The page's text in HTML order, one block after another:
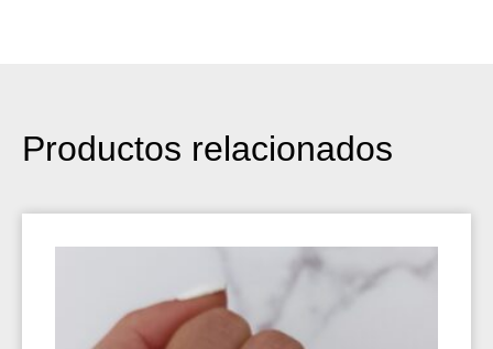
Productos relacionados